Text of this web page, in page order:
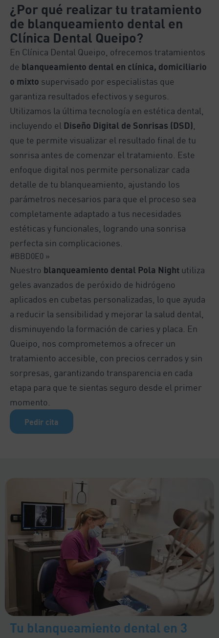
¿Por qué realizar tu tratamiento
de blanqueamiento dental en
Clínica Dental Queipo?
En Clínica Dental Queipo, ofrecemos tratamientos
de blanqueamiento dental en clínica, domiciliario
o mixto supervisado por especialistas que
garantiza resultados efectivos y seguros.
Utilizamos la última tecnología en estética dental,
incluyendo el Diseño Digital de Sonrisas (DSD)
que te permite visualizar el resultado final de tu
sonrisa antes de comenzar el tratamiento. Este
enfoque digital nos permite personalizar cada
detalle de tu blanqueamiento, ajustando los
parámetros necesarios para que el proceso sea
completamente adaptado a tus necesidades
estéticas y funcionales, logrando una sonrisa
perfecta sin complicaciones.
#BBD0E0 »
Nuestro blanqueamiento dental Pola Night utiliza
geles avanzados de peróxido de hidrógeno
aplicados en cubetas personalizadas, lo que ayuda
a reducir la sensibilidad y mejorar la salud dental,
disminuyendo la formación de caries y placa. En
Queipo, nos comprometemos a ofrecer un
tratamiento accesible, con precios cerrados y sin
sorpresas, garantizando transparencia en cada
etapa para que te sientas seguro desde el primer
momento.
Pedir cita
Tu blanqueamiento dental en 3